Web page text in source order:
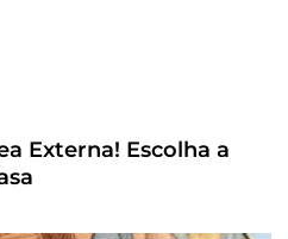
Externa! Escolha a